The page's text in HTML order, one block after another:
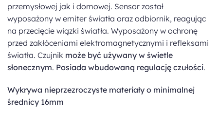
przemysłowej jak i domowej. Sensor został
wyposażony w emiter światła oraz odbiornik, reagując
na przecięcie wiązki światła. Wyposażony w ochronę
przed zakłóceniami elektromagnetycznymi i refleksami
światła. Czujnik może być używany w świetle
słonecznym. Posiada wbudowaną regulację czułości.
Wykrywa nieprzezroczyste materiały o minimalnej
średnicy 16mm